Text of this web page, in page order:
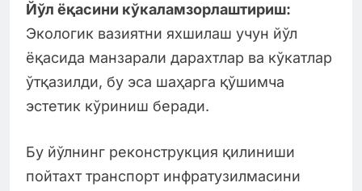
Йўл ёқасини кўкаламзорлаштириш:
Экологик вазиятни яхшилаш учун йўл
ёқасида манзарали дарахтлар ва кўкатлар
ўтқазилди, бу эса шаҳарга қўшимча
эстетик кўриниш беради.
Бу йўлнинг реконструкция қилиниши
пойтахт транспорт инфратузилмасини